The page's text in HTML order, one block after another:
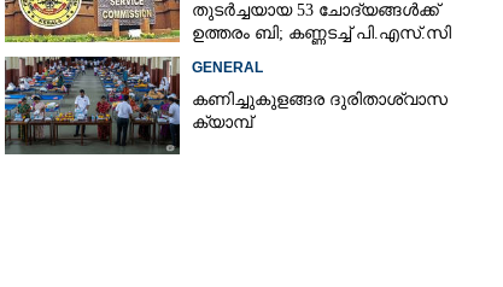
തുടർച്ചയായ 53 ചോദ്യങ്ങൾക്ക്
ഉത്തരം ബി; കണ്ണടച്ച് പി.എസ്.സി
GENERAL
കണിച്ചുകുളങ്ങര ദുരിതാശ്വാസ
ക്യാമ്പ്